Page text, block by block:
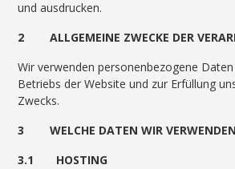
und ausdrucken.
2 ALLGEMEINE ZWECKE DER
Wir verwenden personenbezogene
Betriebs der Website und zur Erfüllung
Zwecks.
3 WELCHE DATEN WIR
3.1 HOSTING